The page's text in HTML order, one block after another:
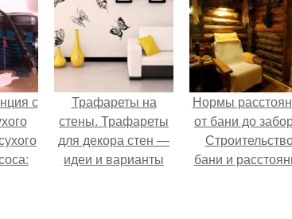
с
Трафареты на
стены. Трафареты
для декора стен —
идеи и варианты
Нормы
от бани до
бани и